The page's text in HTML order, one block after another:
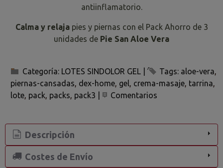
antiinflamatorio.
Calma y relajapies y piernas con el Pack Ahorro de 3
unidades de Pie San Aloe Vera
Categoría: LOTES SINDOLOR GEL Tags: aloe-vera
piernas-cansadas dex-home gel crema-masaje tarrina
lote pack packs pack3 Comentarios
Descripción
Costes de Envío